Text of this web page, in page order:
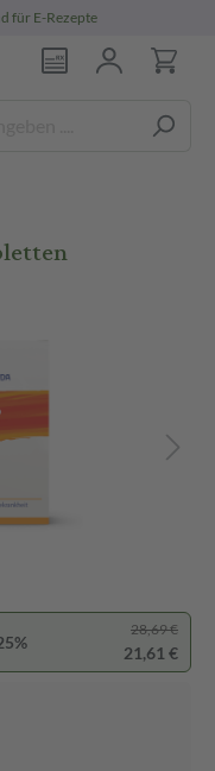
für E-Rezepte
28,69 €
21,61 €